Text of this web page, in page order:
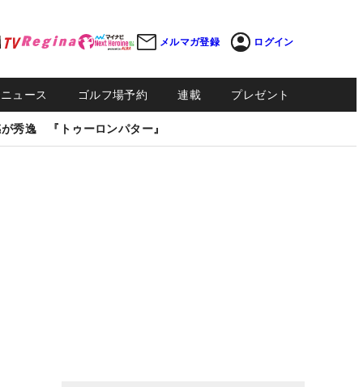
メルマガ登録 ログイン
ュース ゴルフ場予約 連載 プレゼント
秀逸 『トゥーロンパター』